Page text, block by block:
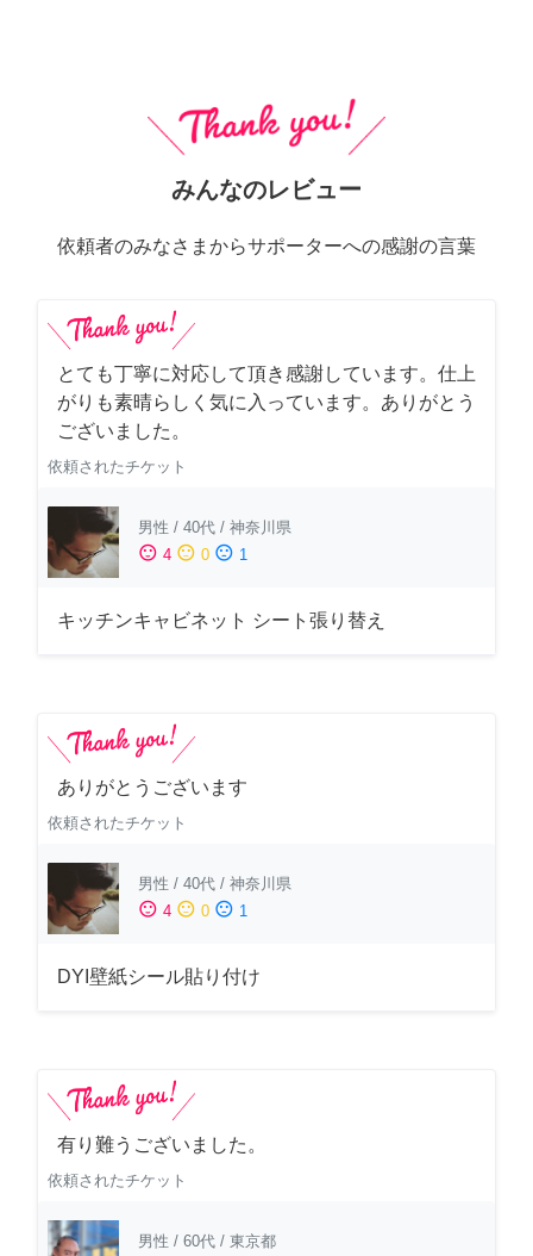
みんなのレビュー
依頼者のみなさまからサポーターへの感謝の言葉
とても丁寧に対応して頂き感謝しています。仕上
がりも素晴らしく気に入っています。ありがとう
ございました。
依頼されたチケット
男性 / 40代 / 神奈川県
sentiment_satisfied 4 sentiment_neutral 0 sentiment_dissatisfied 1
キッチンキャビネット シート張り替え
ありがとうございます
依頼されたチケット
男性 / 40代 / 神奈川県
sentiment_satisfied 4 sentiment_neutral 0 sentiment_dissatisfied 1
DYI壁紙シール貼り付け
有り難うございました。
依頼されたチケット
男性 / 60代 / 東京都